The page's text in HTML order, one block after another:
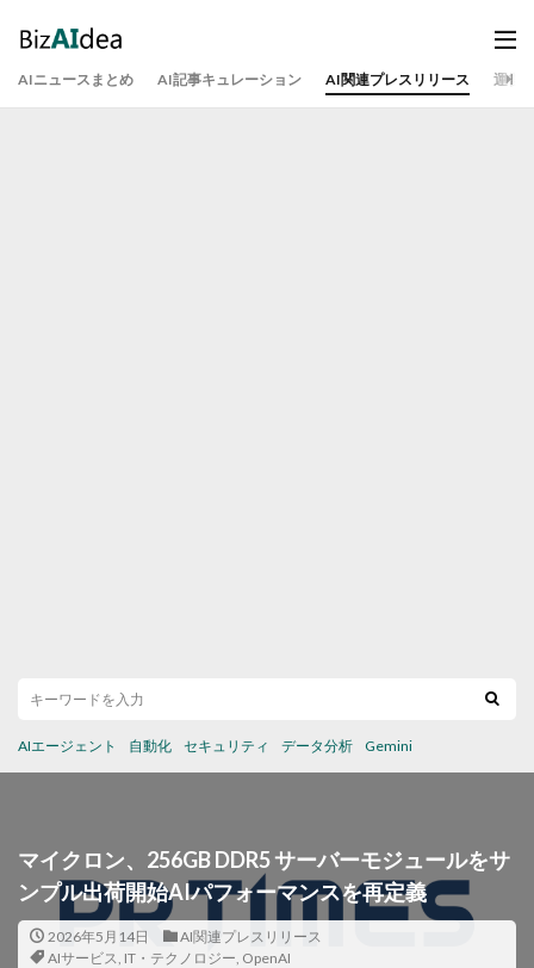
AIニュースまとめ AI記事キュレーション AI関連プレスリリース 運営
AIエージェント 自動化 セキュリティ データ分析 Gemini
マイクロン、256GB DDR5 サーバーモジュールをサ
ンプル出荷開始AIパフォーマンスを再定義
2026年5月14日
AI関連プレスリリース
AIサービス, IT・テクノロジー, OpenAI